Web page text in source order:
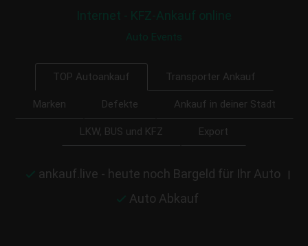
Internet - KFZ-Ankauf online
Auto Events
TOP Autoankauf Transporter Ankauf
Marken Defekte Ankauf in deiner Stadt
LKW, BUS und KFZ Export
ankauf.live - heute noch Bargeld für Ihr Auto |
Auto Abkauf